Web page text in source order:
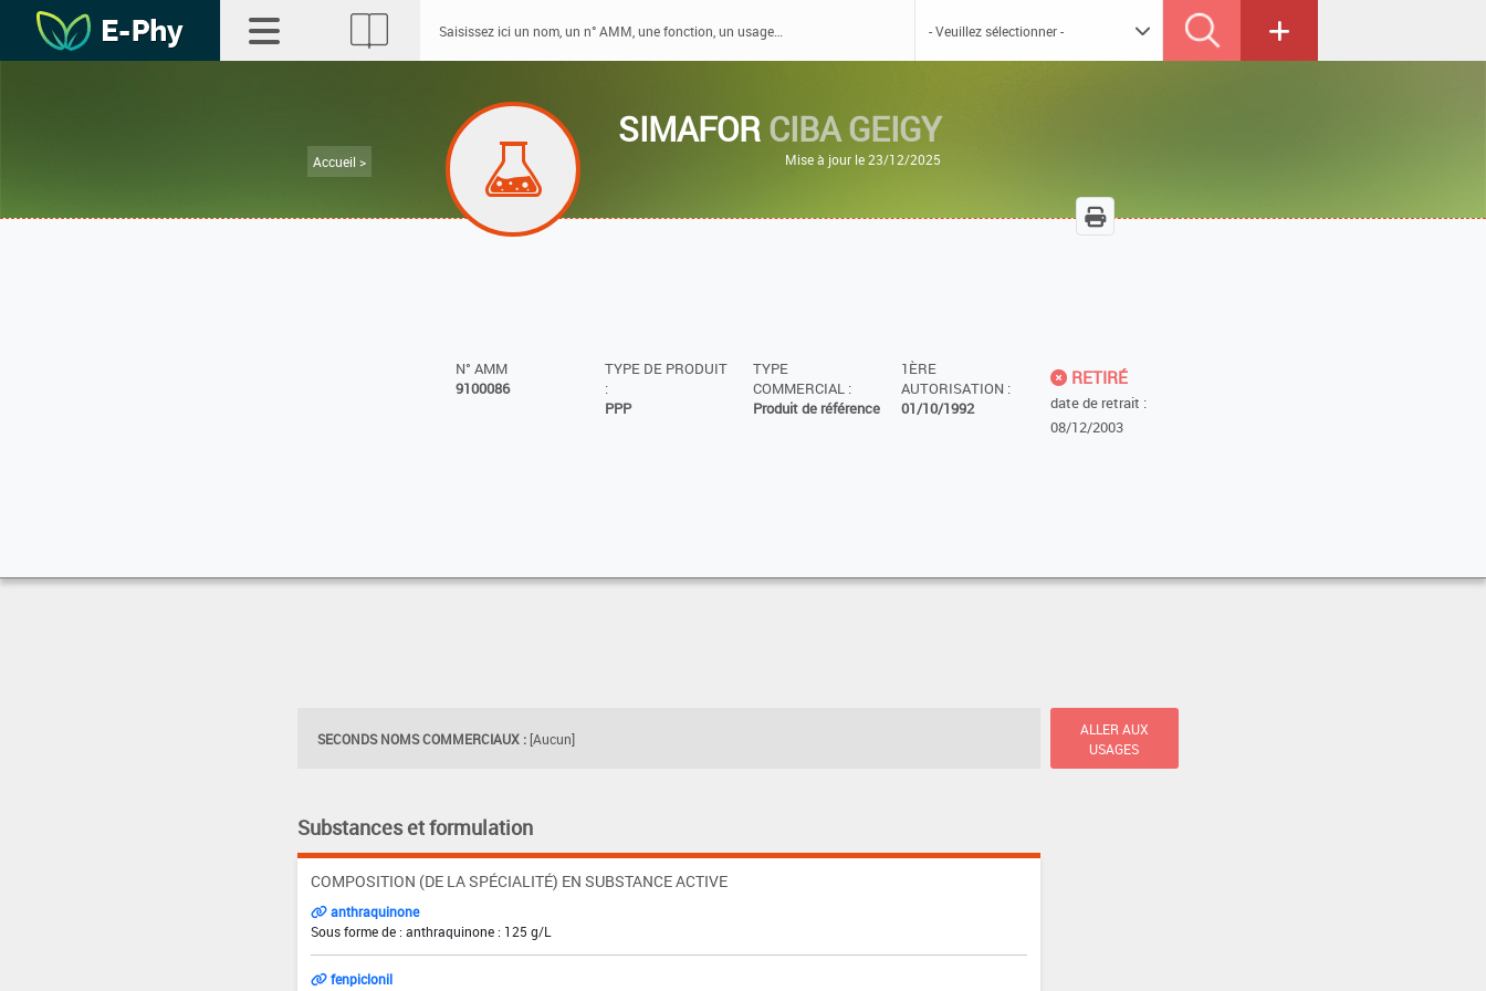
Accueil >
SIMAFORCIBA GEIGY
Mise à jour le 23/12/2025
N° AMM
9100086
TYPE DE PRODUIT
:
PPP
TYPE
COMMERCIAL :
Produit de référence
1ÈRE
AUTORISATION :
01/10/1992
RETIRÉ
date de retrait :
08/12/2003
SECONDS NOMS COMMERCIAUX : [Aucun]
ALLER AUX
USAGES
Substances et formulation
COMPOSITION (DE LA SPÉCIALITÉ) EN SUBSTANCE ACTIVE
anthraquinone
Sous forme de : anthraquinone : 125 g/L
fenpiclonil